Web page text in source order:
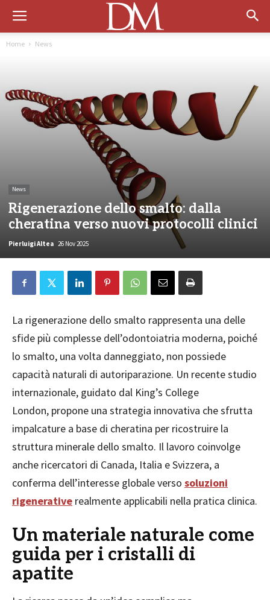
Home News
News
Rigenerazione dello smalto: dalla
cheratina verso nuovi protocolli clinici
Pierluigi Altea 26 Nov 2025
La rigenerazione dello smalto rappresenta una delle
sfide più complesse dell’odontoiatria moderna, poiché
lo smalto, una volta danneggiato, non possiede
capacità naturali di autoriparazione. Un recente studio
internazionale, guidato dal King’s College
London, propone una strategia innovativa che sfrutta
impalcature a base di cheratina per ricostruire la
struttura minerale dello smalto. Il lavoro coinvolge
anche ricercatori di Canada, Italia e Svizzera, a
conferma dell’interesse globale verso soluzioni
rigenerative realmente applicabili nella pratica clinica.
Un materiale naturale come
guida per i cristalli di
apatite